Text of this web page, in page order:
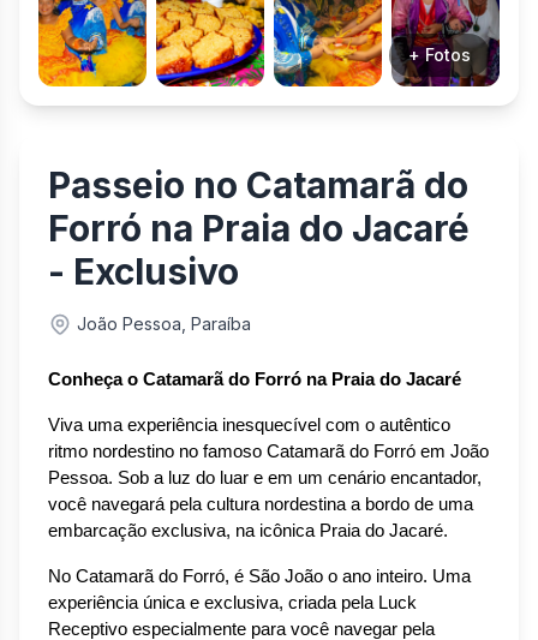
+ Fotos
Passeio no Catamarã do
Forró na Praia do Jacaré
- Exclusivo
João Pessoa, Paraíba
Conheça o Catamarã do Forró na Praia do Jacaré
Viva uma experiência inesquecível com o autêntico
ritmo nordestino no famoso Catamarã do Forró em João
Pessoa. Sob a luz do luar e em um cenário encantador,
você navegará pela cultura nordestina a bordo de uma
embarcação exclusiva, na icônica Praia do Jacaré.
No Catamarã do Forró, é São João o ano inteiro. Uma
experiência única e exclusiva, criada pela Luck
Receptivo especialmente para você navegar pela